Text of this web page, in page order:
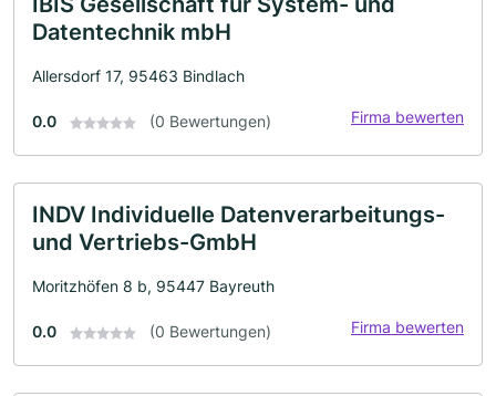
Datentechnik mbH
Allersdorf 17, 95463 Bindlach
0.0 (0 Bewertungen) Firma bewerten
INDV Individuelle Datenverarbeitungs-
und Vertriebs-GmbH
Moritzhöfen 8 b, 95447 Bayreuth
0.0 (0 Bewertungen) Firma bewerten